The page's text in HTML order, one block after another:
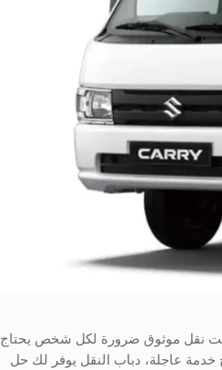
نقل موثوق ضرورة لكل شخص يحتاج
عاجلة، دباب النقل يوفر لك حل